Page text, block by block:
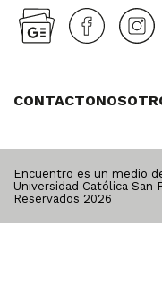
CONTACTO
Encuentro es un medio
Universidad Católica San
Reservados 2026